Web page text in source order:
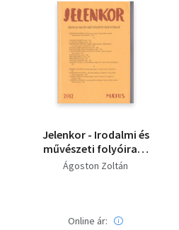
Jelenkor - Irodalmi és
művészeti folyóirat -
2012. május
Ágoston Zoltán
Online ár: